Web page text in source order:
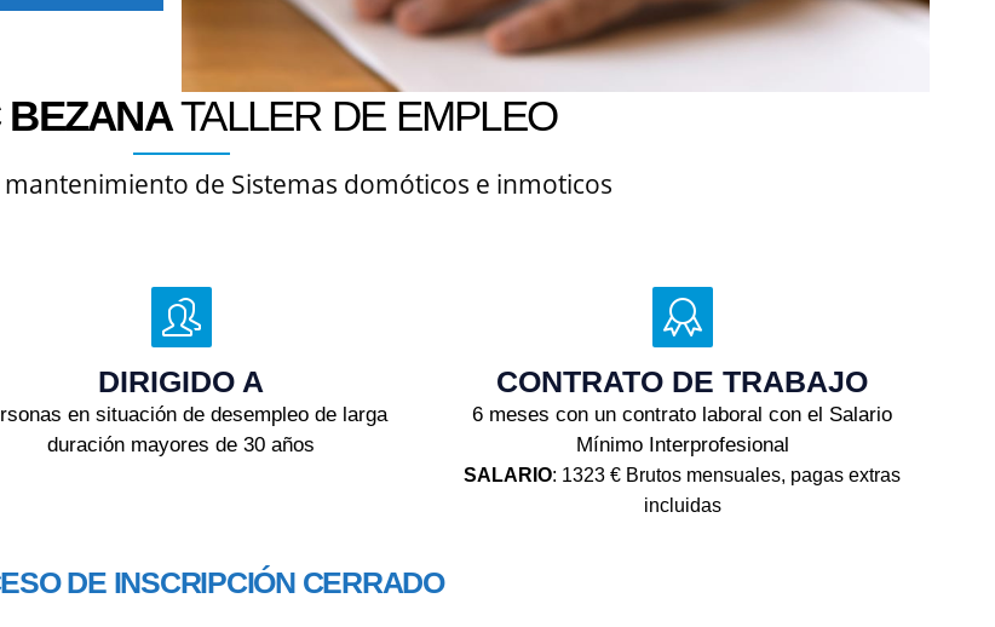
BEZANATALLER DE EMPLEO
mantenimiento de Sistemas domóticos e inmoticos
DIRIGIDO A
en situación de desempleo de larga
duración mayores de 30 años
CONTRATO DE TRABAJO
6 meses con un contrato laboral con el Salario
Mínimo Interprofesional
SALARIO: 1323 € Brutos mensuales, pagas extras
incluidas
DE INSCRIPCIÓN CERRADO